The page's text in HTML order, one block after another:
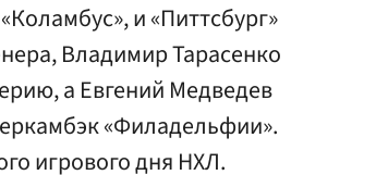
и «Питтсбург»
Владимир Тарасенко
а Евгений Медведев
«Филадельфии».
игрового дня НХЛ.